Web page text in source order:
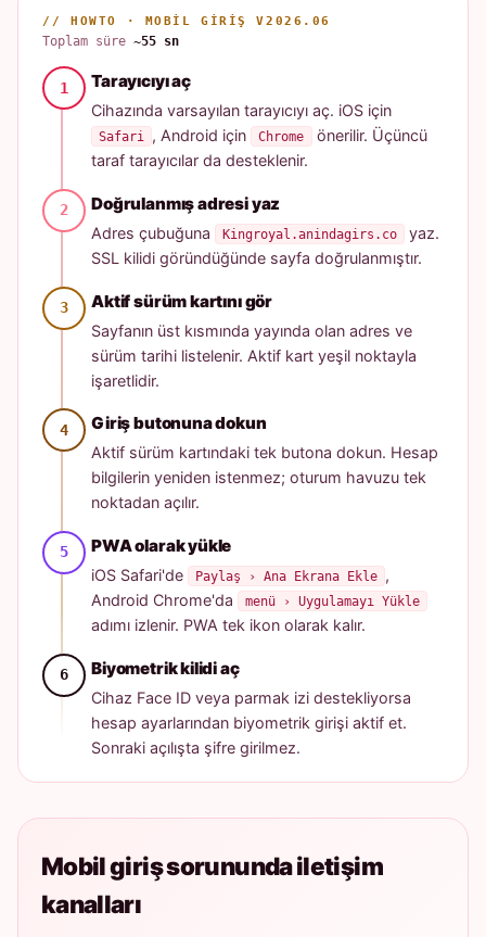
// HOWTO · MOBIL GIRIŞ V2026.06
Toplam süre~55 sn
Tarayıcıyı aç
Cihazında varsayılan tarayıcıyı aç. iOS için
Safari , Android için Chrome
önerilir. Üçüncü
taraf tarayıcılar da desteklenir.
Doğrulanmış adresi yaz
Adres çubuğuna Kingroyal.anindagirs.co
yaz.
SSL kilidi göründüğünde sayfa doğrulanmıştır.
Aktif sürüm kartını gör
Sayfanın üst kısmında yayında olan adres ve
sürüm tarihi listelenir. Aktif kart yeşil noktayla
işaretlidir.
Giriş butonuna dokun
Aktif sürüm kartındaki tek butona dokun. Hesap
bilgilerin yeniden istenmez; oturum havuzu tek
noktadan açılır.
PWA olarak yükle
iOS Safari'de Paylaş › Ana Ekrana Ekle ,
Android Chrome'da
menü › Uygulamayı Yükle
adımı izlenir. PWA tek ikon olarak kalır.
Biyometrik kilidi aç
Cihaz Face ID veya parmak izi destekliyorsa
hesap ayarlarından biyometrik girişi aktif et.
Sonraki açılışta şifre girilmez.
Mobil giriş sorununda iletişim
kanalları